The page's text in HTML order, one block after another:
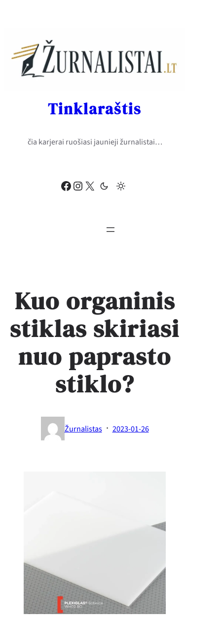
Facebook Instagram X
Tinklaraštis
čia karjerai ruošiasi jaunieji žurnalistai…
Kuo organinis
stiklas skiriasi
nuo paprasto
stiklo?
Žurnalistas · 2023-01-26